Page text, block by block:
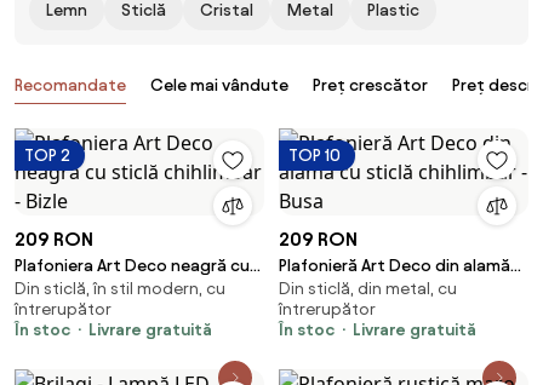
Lemn
Sticlă Cristal Metal Plastic
Produse
Recomandate Cele mai vândute Preț crescător Preț
TOP 2
209 RON
Plafoniera Art Deco neagră cu
sticlă chihlimbar - Bizle
Din sticlă, în stil modern, cu
întrerupător
În stoc
Livrare gratuită
TOP 10
209 RON
Plafonieră Art Deco din alamă
cu sticlă chihlimbar - Busa
Din sticlă, din metal, cu
întrerupător
În stoc
Livrare gratuită